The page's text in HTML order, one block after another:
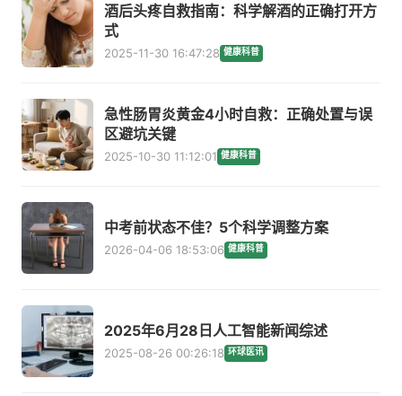
酒后头疼自救指南：科学解酒的正确打开方
式
2025-11-30 16:47:28 健康科普
急性肠胃炎黄金4小时自救：正确处置与误
区避坑关键
2025-10-30 11:12:01 健康科普
中考前状态不佳？5个科学调整方案
2026-04-06 18:53:06 健康科普
2025年6月28日人工智能新闻综述
2025-08-26 00:26:18 环球医讯